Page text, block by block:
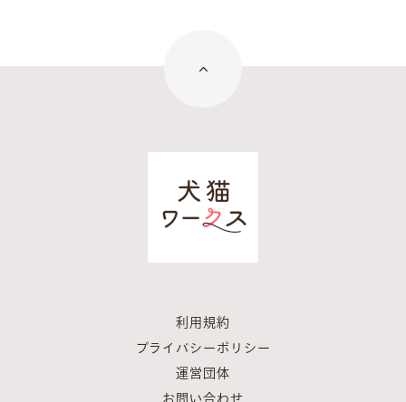
利用規約
プライバシーポリシー
運営団体
お問い合わせ